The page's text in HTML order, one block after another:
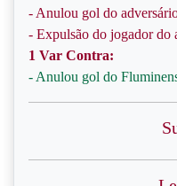
- Anulou gol do
- Expulsão do jogador do
1 Var Contra:
- Anulou gol do